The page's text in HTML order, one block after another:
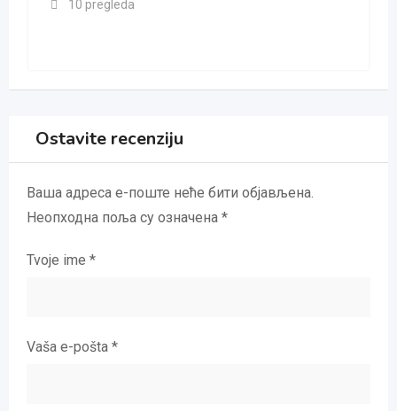
10 pregleda
Ostavite recenziju
Ваша адреса е-поште неће бити објављена.
Неопходна поља су означена *
Tvoje ime *
Vaša e-pošta *